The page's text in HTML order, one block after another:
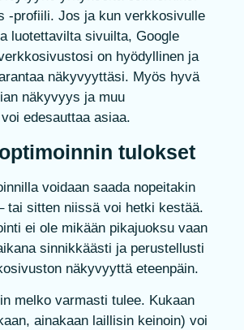
-profiili. Jos ja kun verkkosivulle
luotettavilta sivuilta, Google
on hyödyllinen ja
näkyvyyttäsi. Myös hyvä
näkyvyys ja muu
edesauttaa asiaa.
tulokset
voidaan saada nopeitakin
tai sitten niissä voi hetki kestää.
ei ole mikään pikajuoksu vaan
sinnikkäästi ja perustellusti
näkyvyyttä eteenpäin.
melko varmasti tulee. Kukaan
ainakaan laillisin keinoin) voi